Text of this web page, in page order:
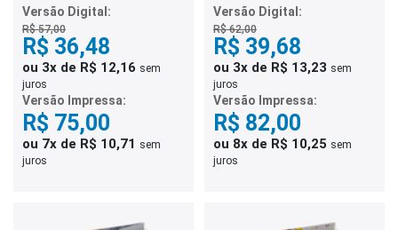
Enfermeiro(a)
Versão Digital:
R$ 57,00
R$ 36,48
ou 3x de R$ 12,16 sem
juros
Versão Impressa:
R$ 75,00
ou 7x de R$ 10,71 sem
juros
Técnico IV
Versão Digital:
R$ 62,00
R$ 39,68
ou 3x de R$ 13,23 sem
juros
Versão Impressa:
R$ 82,00
ou 8x de R$ 10,25 sem
juros